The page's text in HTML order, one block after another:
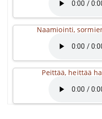
Naamiointi,
Peittää, heittää